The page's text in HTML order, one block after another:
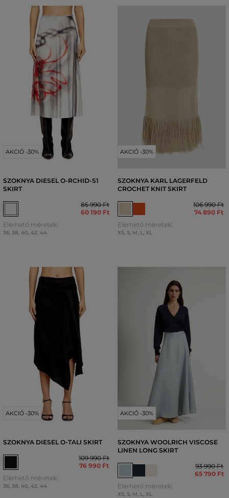
AKCIÓ -30%
SZOKNYA DIESEL O-RCHID-S1
SKIRT
85 990 Ft
60 190 Ft
Elérhető méretek:
36, 38, 40, 42, 44
AKCIÓ -30%
SZOKNYA KARL LAGERFELD
CROCHET KNIT SKIRT
106 990 Ft
74 890 Ft
Elérhető méretek:
XS, S, M, L, XL
AKCIÓ -30%
SZOKNYA DIESEL O-TALI SKIRT
109 990 Ft
76 990 Ft
Elérhető méretek:
36, 38 40 42 44
AKCIÓ -30%
SZOKNYA WOOLRICH VISCOSE
LINEN LONG SKIRT
93 990 Ft
65 790 Ft
Elérhető méretek:
XS, S, M L XL